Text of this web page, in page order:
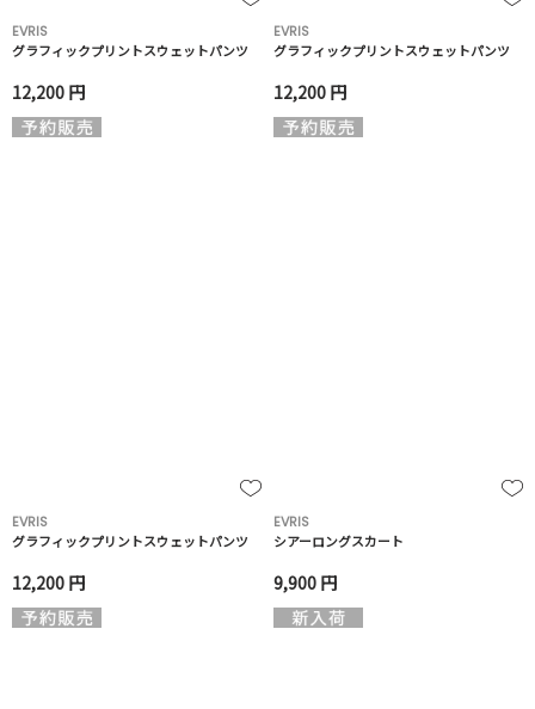
EVRIS
グラフィックプリントスウェットパンツ
12,200 円
EVRIS
グラフィックプリントスウェットパンツ
12,200 円
EVRIS
グラフィックプリントスウェットパンツ
12,200 円
EVRIS
シアーロングスカート
9,900 円